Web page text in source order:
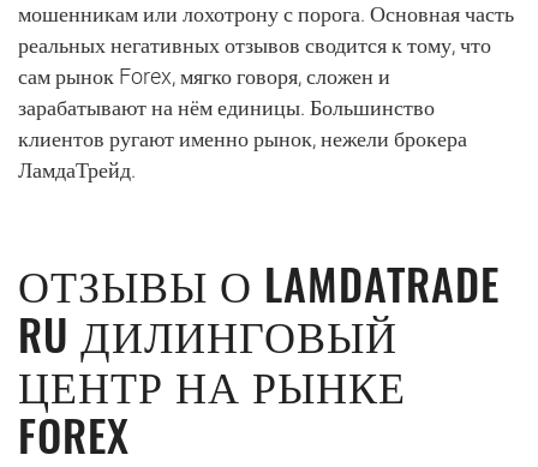
мошенникам или лохотрону с порога. Основная часть
реальных негативных отзывов сводится к тому, что
сам рынок Forex, мягко говоря, сложен и
зарабатывают на нём единицы. Большинство
клиентов ругают именно рынок, нежели брокера
ЛамдаТрейд.
ОТЗЫВЫ О LAMDATRADE
RU ДИЛИНГОВЫЙ
ЦЕНТР НА РЫНКЕ
FOREX